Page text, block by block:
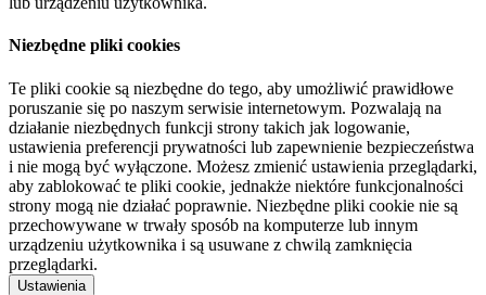
Niezbędne pliki cookies
Te pliki cookie są niezbędne do tego, aby umożliwić prawidłowe
poruszanie się po naszym serwisie internetowym. Pozwalają na
działanie niezbędnych funkcji strony takich jak logowanie,
ustawienia preferencji prywatności lub zapewnienie bezpieczeństwa
i nie mogą być wyłączone. Możesz zmienić ustawienia przeglądarki,
aby zablokować te pliki cookie, jednakże niektóre funkcjonalności
strony mogą nie działać poprawnie. Niezbędne pliki cookie nie są
przechowywane w trwały sposób na komputerze lub innym
urządzeniu użytkownika i są usuwane z chwilą zamknięcia
przeglądarki.
Ustawienia